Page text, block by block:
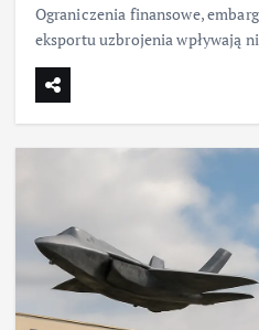
Ograniczenia finansowe,
eksportu uzbrojenia wpływają